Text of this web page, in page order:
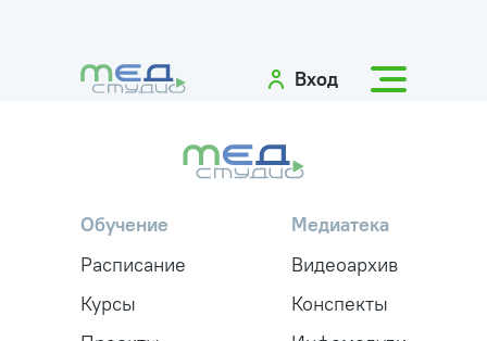
Вход
Обучение
Расписание
Курсы
Медиатека
Видеоархив
Конспекты